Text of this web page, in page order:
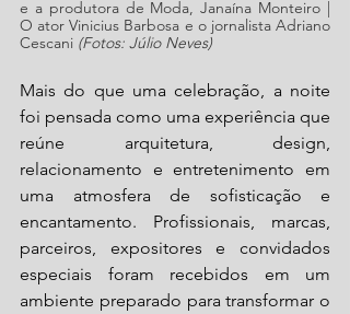
e a produtora de Moda, Janaína Monteiro |
O ator Vinicius Barbosa e o jornalista Adriano
Cescani (Fotos: Júlio Neves)
Mais do que uma celebração, a noite
foi pensada como uma experiência que
reúne arquitetura, design,
relacionamento e entretenimento em
uma atmosfera de sofisticação e
encantamento. Profissionais, marcas,
parceiros, expositores e convidados
especiais foram recebidos em um
ambiente preparado para transformar o